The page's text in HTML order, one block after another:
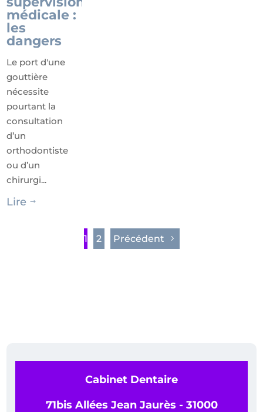
médicale :
les
dangers
Le port d'une
gouttière
nécessite
pourtant la
consultation
d’un
orthodontiste
ou d’un
chirurgi...
Lire $
1 2 Précédent
Cabinet Dentaire
71bis Allées Jean Jaurès - 31000